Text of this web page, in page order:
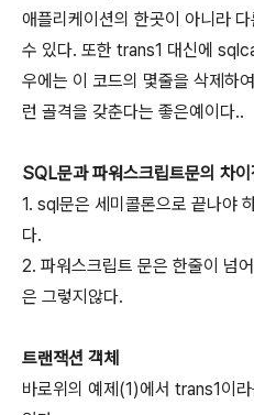
애플리케이션의 한곳이 아니라
수 있다. 또한 trans1 대신에
우에는 이 코드의 몇줄을 삭제하
런 골격을 갖춘다는 좋은예이다..
SQL문과 파워스크립트문의 차
1. sql문은 세미콜론으로 끝나야
다.
2. 파워스크립트 문은 한줄이 넘
은 그렇지않다.
트랜잭션 객체
바로위의 예제(1)에서 trans1이